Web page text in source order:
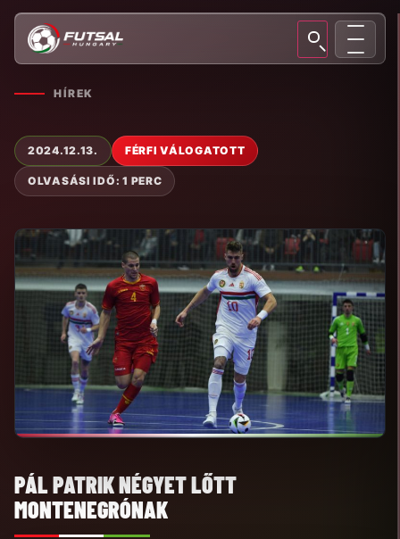
HÍREK
2024.12.13. FÉRFI VÁLOGATOTT
OLVASÁSI IDŐ: 1 PERC
PÁL PATRIK NÉGYET LŐTT
MONTENEGRÓNAK